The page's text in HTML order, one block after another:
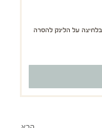
על הלינק להסרה